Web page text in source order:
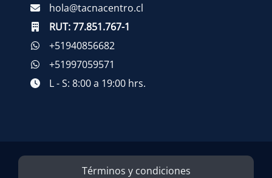
hola@tacnacentro.cl
RUT:77.851.767-1
+51940856682
+51997059571
L - S: 8:00 a 19:00 hrs.
Términos y condiciones